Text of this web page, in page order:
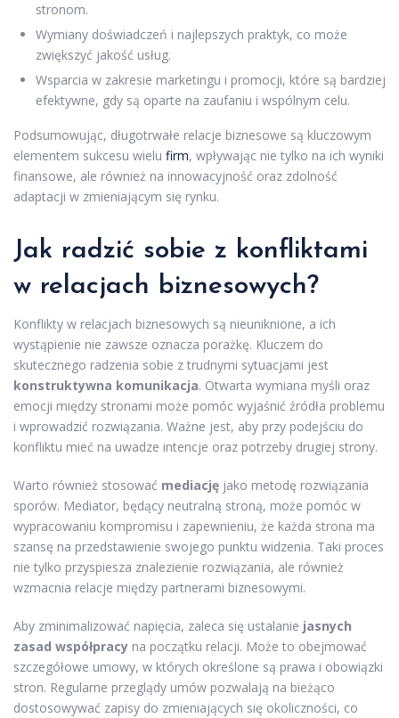
stronom.
Wymiany doświadczeń i najlepszych praktyk, co może
zwiększyć jakość usług.
Wsparcia w zakresie marketingu i promocji, które są bardziej
efektywne, gdy są oparte na zaufaniu i wspólnym celu.
Podsumowując, długotrwałe relacje biznesowe są kluczowym
elementem sukcesu wielu firm, wpływając nie tylko na ich wyniki
finansowe, ale również na innowacyjność oraz zdolność
adaptacji w zmieniającym się rynku.
Jak radzić sobie z konfliktami
w relacjach biznesowych?
Konflikty w relacjach biznesowych są nieuniknione, a ich
wystąpienie nie zawsze oznacza porażkę. Kluczem do
skutecznego radzenia sobie z trudnymi sytuacjami jest
konstruktywna komunikacja. Otwarta wymiana myśli oraz
emocji między stronami może pomóc wyjaśnić źródła problemu
i wprowadzić rozwiązania. Ważne jest, aby przy podejściu do
konfliktu mieć na uwadze intencje oraz potrzeby drugiej strony.
Warto również stosować mediację jako metodę rozwiązania
sporów. Mediator, będący neutralną stroną, może pomóc w
wypracowaniu kompromisu i zapewnieniu, że każda strona ma
szansę na przedstawienie swojego punktu widzenia. Taki proces
nie tylko przyspiesza znalezienie rozwiązania, ale również
wzmacnia relacje między partnerami biznesowymi.
Aby zminimalizować napięcia, zaleca się ustalanie jasnych
zasad współpracy na początku relacji. Może to obejmować
szczegółowe umowy, w których określone są prawa i obowiązki
stron. Regularne przeglądy umów pozwalają na bieżąco
dostosowywać zapisy do zmieniających się okoliczności, co